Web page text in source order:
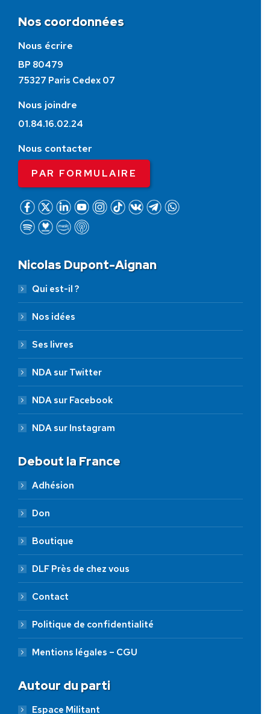
Nos coordonnées
Nous écrire
BP 80479
75327 Paris Cedex 07
Nous joindre
01.84.16.02.24
Nous contacter
PAR FORMULAIRE
Nicolas Dupont-Aignan
Qui est-il ?
Nos idées
Ses livres
NDA sur Twitter
NDA sur Facebook
NDA sur Instagram
Debout la France
Adhésion
Don
Boutique
DLF Près de chez vous
Contact
Politique de confidentialité
Mentions légales – CGU
Autour du parti
Espace Militant